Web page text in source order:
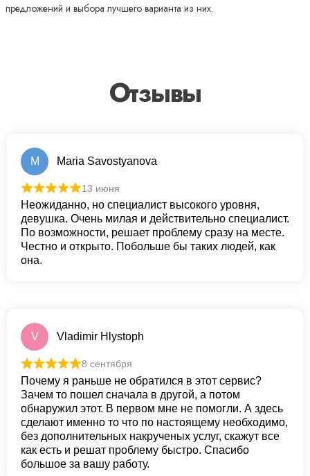
предложений и выбора лучшего варианта из них.
Отзывы
M Maria Savostyanova
13 июня
Неожиданно, но специалист высокого уровня,
девушка. Очень милая и действительно специалист.
По возможности, решает проблему сразу на месте.
Честно и открыто. Побольше бы таких людей, как
она.
V Vladimir Hlystoph
8 сентября
Почему я раньше не обратился в этот сервис?
Зачем то пошел сначала в другой, а потом
обнаружил этот. В первом мне не помогли. А здесь
сделают именно то что по настоящему необходимо,
без дополнительных накрученых услуг, скажут все
как есть и решат проблему быстро. Спасибо
большое за вашу работу.